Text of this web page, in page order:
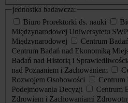
jednostka badawcza:
Biuro Prorektorki ds. nauki
Międzynarodowej Uniwersytetu
Międzynarodowej
Centrum
Centrum Badań nad Ekonomiką
Badań nad Historią i
nad Poznaniem i Zachowaniem
Rozwojem Osobowości
Centrum
Podejmowania Decyzji
Centrum
Zdrowiem i Zachowaniami